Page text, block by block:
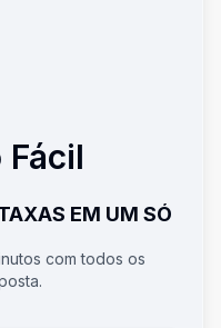
Fácil
EM UM SÓ
com todos os